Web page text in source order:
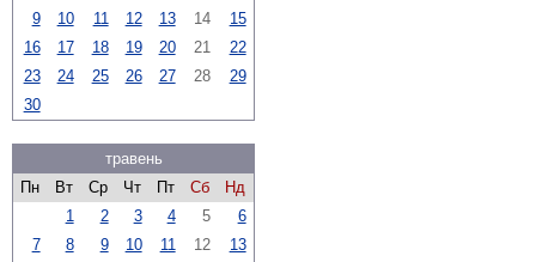
9
10 11 12 13 14
15
16
17 18 19 20 21
22
23
24 25 26 27 28
29
30
травень
Пн
Вт Ср Чт Пт Сб
Нд
1
2 3 4 5
6
7
8 9 10 11 12
13